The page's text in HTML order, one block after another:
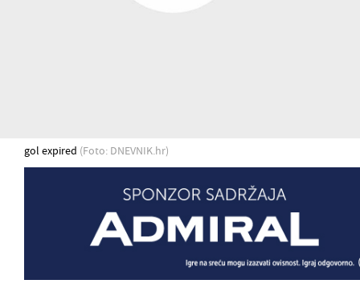
gol expired (Foto: DNEVNIK.hr)